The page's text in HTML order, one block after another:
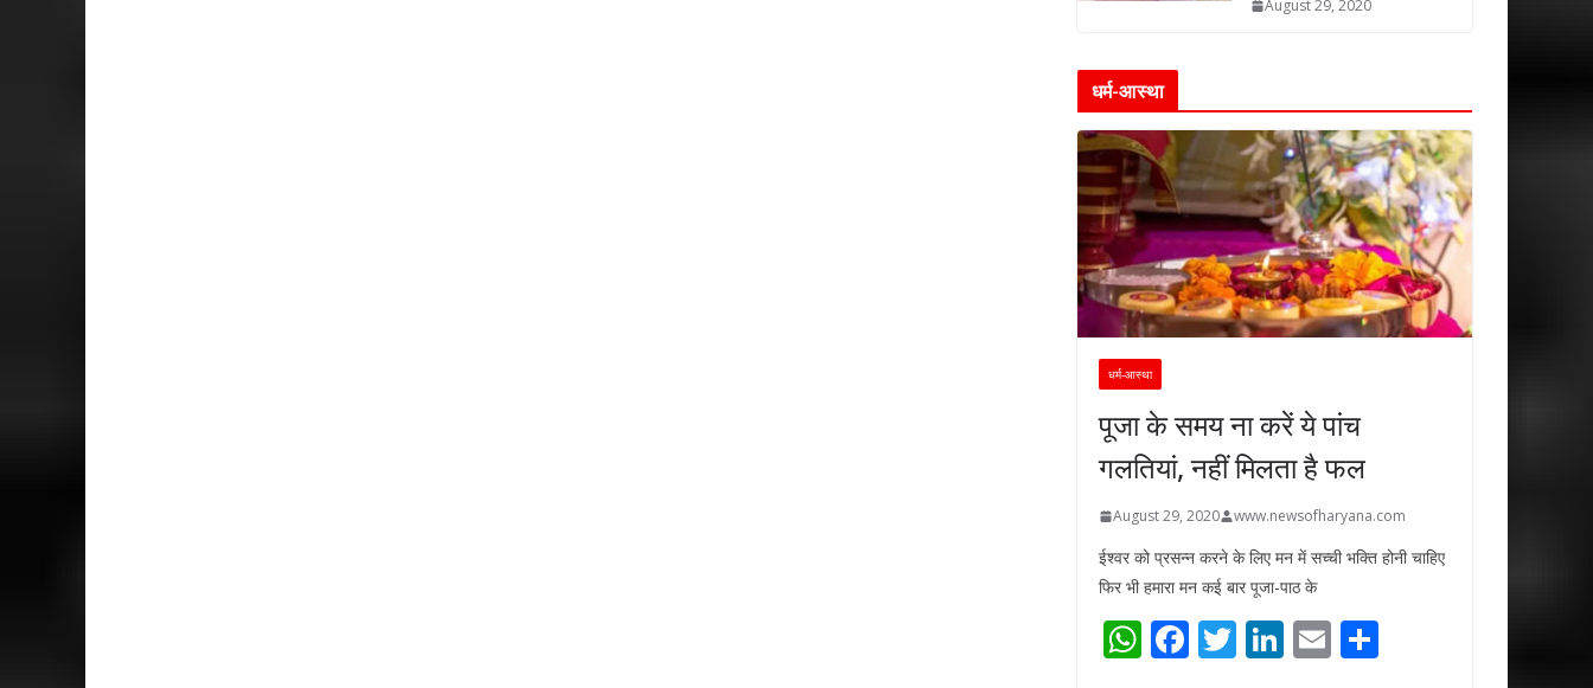
August 29, 2020
धर्म-आस्था
धर्म-आस्था
पूजा के समय ना करें ये पांच
गलतियां, नहीं मिलता है फल
August 29, 2020 www.newsofharyana.com
ईश्वर को प्रसन्न करने के लिए मन में सच्ची भक्ति होनी चाहिए
फिर भी हमारा मन कई बार पूजा-पाठ के
W F T Li E